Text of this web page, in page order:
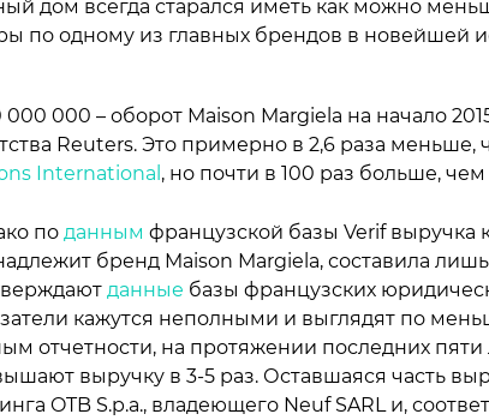
дом всегда старался иметь как можно
по одному из главных брендов в новейшей
000 000 – оборот Maison Margiela на начало
Reuters. Это примерно в 2,6 раза
International , но почти в 100 раз больше, чем
по данным французской базы Verif выручка
бренд Maison Margiela, составила
данные базы французских
кажутся неполными и выглядят по
отчетности, на протяжении последних
выручку в 3-5 раз. Оставшаяся часть
OTB S.p.a., владеющего Neuf SARL и,